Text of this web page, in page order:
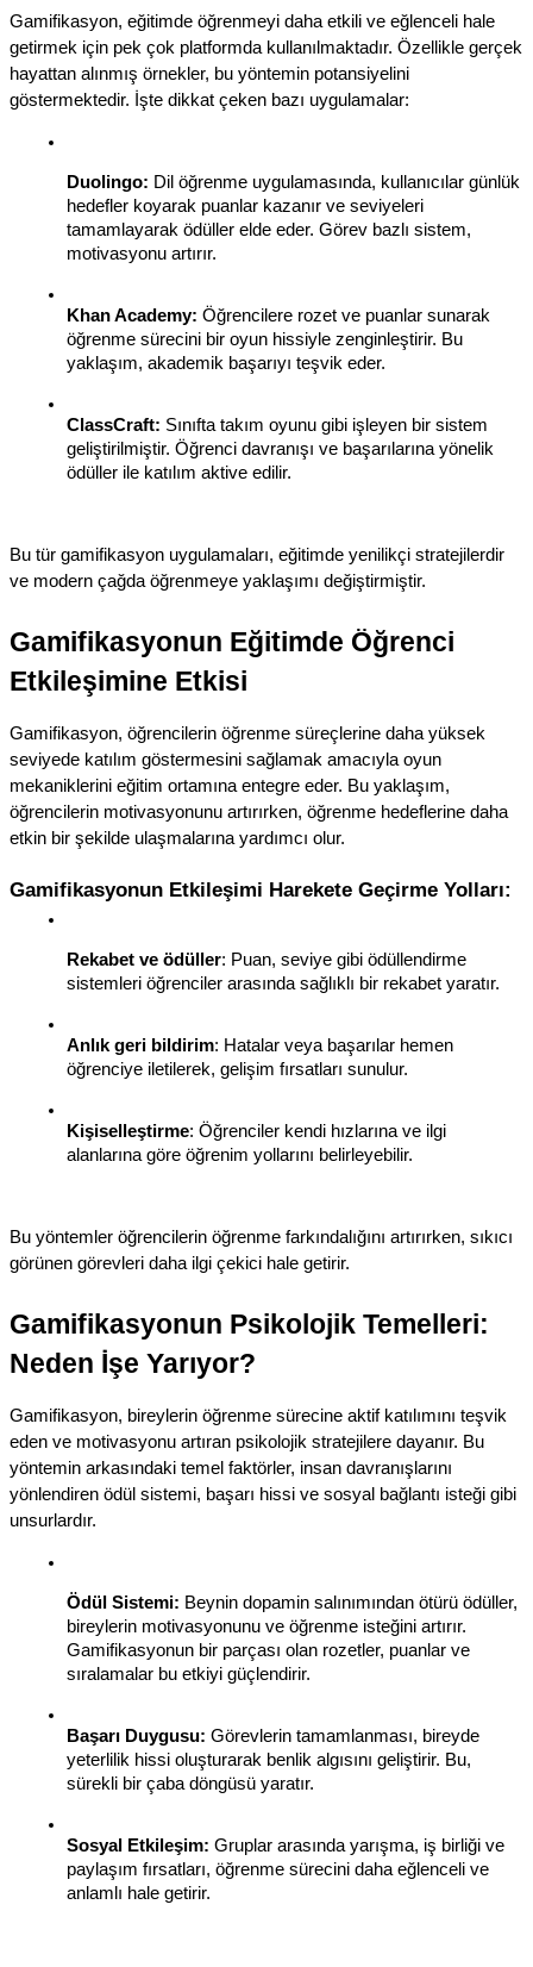
Gamifikasyon, eğitimde öğrenmeyi daha etkili ve eğlenceli hale
getirmek için pek çok platformda kullanılmaktadır. Özellikle gerçek
hayattan alınmış örnekler, bu yöntemin potansiyelini
göstermektedir. İşte dikkat çeken bazı uygulamalar:
Duolingo: Dil öğrenme uygulamasında, kullanıcılar günlük
hedefler koyarak puanlar kazanır ve seviyeleri
tamamlayarak ödüller elde eder. Görev bazlı sistem,
motivasyonu artırır.
Khan Academy: Öğrencilere rozet ve puanlar sunarak
öğrenme sürecini bir oyun hissiyle zenginleştirir. Bu
yaklaşım, akademik başarıyı teşvik eder.
ClassCraft: Sınıfta takım oyunu gibi işleyen bir sistem
geliştirilmiştir. Öğrenci davranışı ve başarılarına yönelik
ödüller ile katılım aktive edilir.
Bu tür gamifikasyon uygulamaları, eğitimde yenilikçi stratejilerdir
ve modern çağda öğrenmeye yaklaşımı değiştirmiştir.
Gamifikasyonun Eğitimde Öğrenci
Etkileşimine Etkisi
Gamifikasyon, öğrencilerin öğrenme süreçlerine daha yüksek
seviyede katılım göstermesini sağlamak amacıyla oyun
mekaniklerini eğitim ortamına entegre eder. Bu yaklaşım,
öğrencilerin motivasyonunu artırırken, öğrenme hedeflerine daha
etkin bir şekilde ulaşmalarına yardımcı olur.
Gamifikasyonun Etkileşimi Harekete Geçirme Yolları:
Rekabet ve ödüller: Puan, seviye gibi ödüllendirme
sistemleri öğrenciler arasında sağlıklı bir rekabet yaratır.
Anlık geri bildirim: Hatalar veya başarılar hemen
öğrenciye iletilerek, gelişim fırsatları sunulur.
Kişiselleştirme: Öğrenciler kendi hızlarına ve ilgi
alanlarına göre öğrenim yollarını belirleyebilir.
Bu yöntemler öğrencilerin öğrenme farkındalığını artırırken, sıkıcı
görünen görevleri daha ilgi çekici hale getirir.
Gamifikasyonun Psikolojik Temelleri:
Neden İşe Yarıyor?
Gamifikasyon, bireylerin öğrenme sürecine aktif katılımını teşvik
eden ve motivasyonu artıran psikolojik stratejilere dayanır. Bu
yöntemin arkasındaki temel faktörler, insan davranışlarını
yönlendiren ödül sistemi, başarı hissi ve sosyal bağlantı isteği gibi
unsurlardır.
Ödül Sistemi: Beynin dopamin salınımından ötürü ödüller,
bireylerin motivasyonunu ve öğrenme isteğini artırır.
Gamifikasyonun bir parçası olan rozetler, puanlar ve
sıralamalar bu etkiyi güçlendirir.
Başarı Duygusu: Görevlerin tamamlanması, bireyde
yeterlilik hissi oluşturarak benlik algısını geliştirir. Bu,
sürekli bir çaba döngüsü yaratır.
Sosyal Etkileşim: Gruplar arasında yarışma, iş birliği ve
paylaşım fırsatları, öğrenme sürecini daha eğlenceli ve
anlamlı hale getirir.